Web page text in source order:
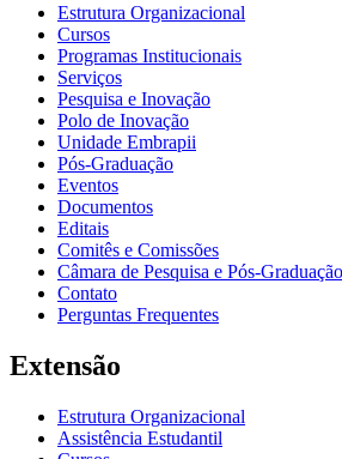
Estrutura Organizacional
Cursos
Programas Institucionais
Serviços
Pesquisa e Inovação
Polo de Inovação
Unidade Embrapii
Pós-Graduação
Eventos
Documentos
Editais
Comitês e Comissões
Câmara de Pesquisa e Pós-Graduação
Contato
Perguntas Frequentes
Extensão
Estrutura Organizacional
Assistência Estudantil